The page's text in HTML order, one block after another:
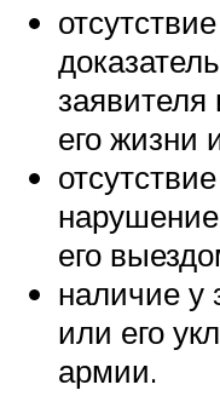
заявителя
его жизни
его
наличие у
или его
армии.